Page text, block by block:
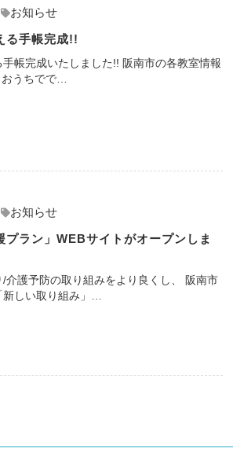
お知らせ
る手帳完成!!
手帳完成いたしました!! 阪南市の各教室情報
おうちでで…
お知らせ
プラン」WEBサイトがオープンしま
介護予防の取り組みをより良くし、 阪南市
しい取り組み」…